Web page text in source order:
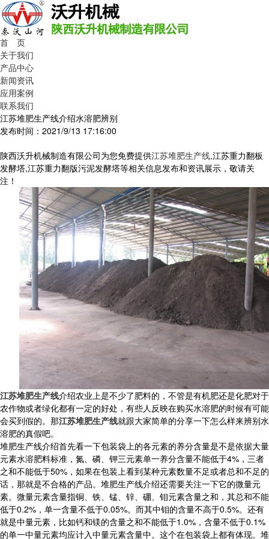
首 页
关于我们
产品中心
新闻资讯
应用案例
联系我们
江苏堆肥生产线介绍水溶肥辨别
发布时间：2021/9/13 17:16:00
陕西沃升机械制造有限公司为您免费提供江苏堆肥生产线,江苏重力翻板
发酵塔,江苏重力翻版污泥发酵塔等相关信息发布和资讯展示，敬请关
注！
江苏堆肥生产线介绍农业上是不少了肥料的，不管是有机肥还是化肥对于
农作物或者绿化都有一定的好处，有些人反映在购买水溶肥的时候有可能
会买到假的。那江苏堆肥生产线就跟大家简单的分享一下怎么样来辨别水
溶肥的真假吧。
堆肥生产线介绍首先看一下包装袋上的各元素的养分含量是不是依据大量
元素水溶肥料标准，氮、磷、钾三元素单一养分含量不能低于4%，三者
之和不能低于50%，如果在包装上看到某种元素数量不足或者总和不足的
话，那就是不合格的产品。堆肥生产线介绍还需要关注一下它的微量元
素。微量元素含量指铜、铁、锰、锌、硼、钼元素含量之和，其总和不能
低于0.2%，单一含量不低于0.05%。而其中钼的含量不高于0.5%。还有
就是中量元素，比如钙和镁的含量之和不能低于1.0%，含量不低于0.1%
的单一中量元素均应计入中量元素含量中。这个在包装袋上都有体现。堆